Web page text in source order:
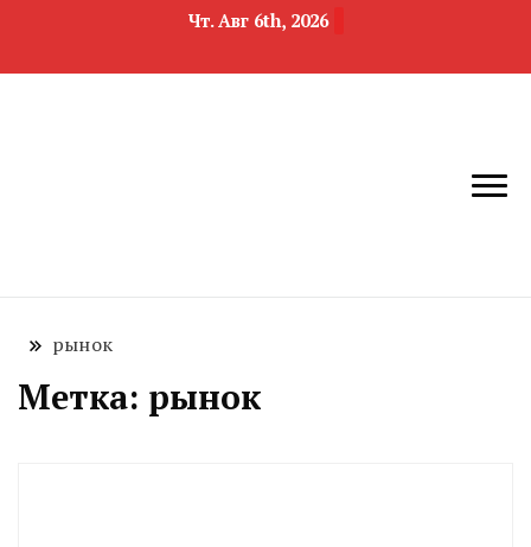
Чт. Авг 6th, 2026
рынок
Метка: рынок